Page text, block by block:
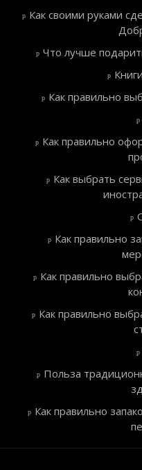
Как своими руками
Что лучше
Как правильно
Как правильно
Как выбрать
Как правильно
Как правильно
Как правильно
Польза
Как правильно